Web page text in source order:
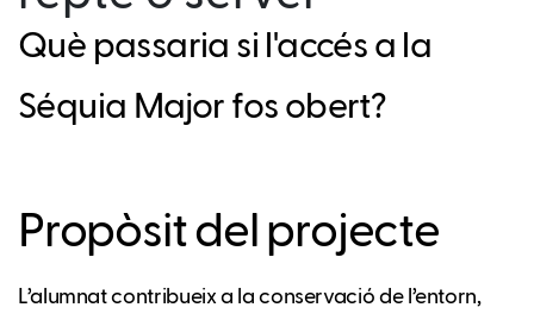
Què passaria si l'accés a la
Séquia Major fos obert?
Propòsit del projecte
L’alumnat contribueix a la conservació de l’entorn,